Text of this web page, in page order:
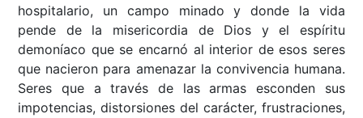
hospitalario, un campo minado y donde la vida
pende de la misericordia de Dios y el espíritu
demoníaco que se encarnó al interior de esos seres
que nacieron para amenazar la convivencia humana.
Seres que a través de las armas esconden sus
impotencias, distorsiones del carácter, frustraciones,